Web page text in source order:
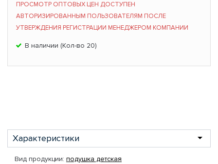
ПРОСМОТР ОПТОВЫХ ЦЕН ДОСТУПЕН
АВТОРИЗИРОВАННЫМ ПОЛЬЗОВАТЕЛЯМ ПОСЛЕ
УТВЕРЖДЕНИЯ РЕГИСТРАЦИИ МЕНЕДЖЕРОМ КОМПАНИИ
В наличии (Кол-во 20)
Характеристики
Вид продукции: подушка детская